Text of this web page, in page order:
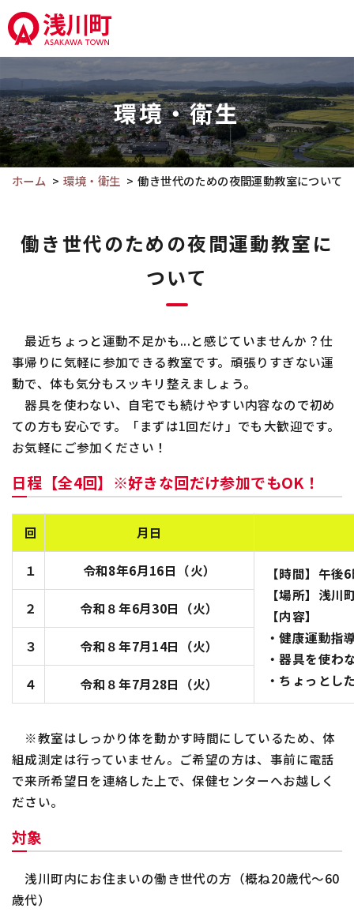
の
ペ
ー
ジ
の
本
文
へ
こ
か
ら
本
文
環境・衛生
ホーム 環境・衛生 働き世代のための夜間運動教室について
働き世代のための夜間運動教室に
ついて
最近ちょっと運動不足かも...と感じていませんか？仕
事帰りに気軽に参加できる教室です。頑張りすぎない運
動で、体も気分もスッキリ整えましょう。
器具を使わない、自宅でも続けやすい内容なので初め
ての方も安心です。「まずは1回だけ」でも大歓迎です。
お気軽にご参加ください！
日程【全4回】※好きな回だけ参加でもOK！
回 月日
１ 令和8年6月16日（火）
【時間】午
【場所】浅川
【内容】
・健康運動指
・器具を使わ
・ちょっとし
２ 令和８年6月30日（火）
３ 令和８年7月14日（火）
４ 令和８年7月28日（火）
※教室はしっかり体を動かす時間にしているため、体
組成測定は行っていません。ご希望の方は、事前に電話
で来所希望日を連絡した上で、保健センターへお越しく
ださい。
対象
浅川町内にお住まいの働き世代の方（概ね20歳代～60
歳代）